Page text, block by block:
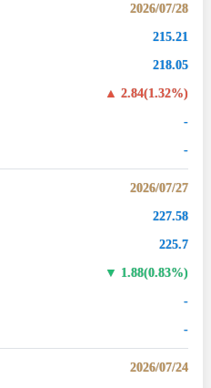
2026/07/28
215.21
218.05
2.84(1.32%)
-
-
2026/07/27
227.58
225.7
1.88(0.83%)
-
-
2026/07/24